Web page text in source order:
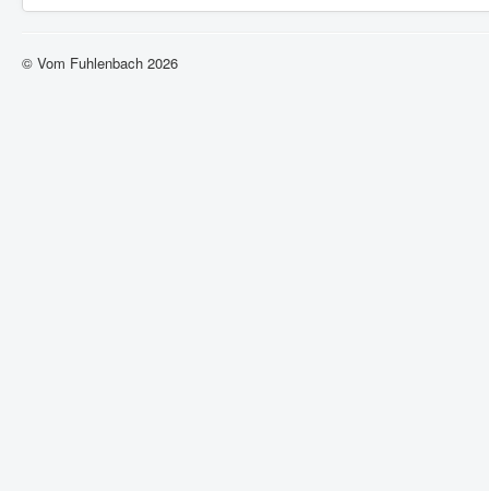
© Vom Fuhlenbach 2026